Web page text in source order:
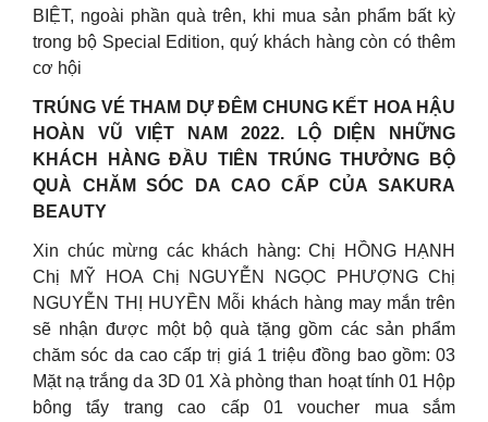
BIỆT, ngoài phần quà trên, khi mua sản phẩm bất kỳ
trong bộ Special Edition, quý khách hàng còn có thêm
cơ hội
TRÚNG VÉ THAM DỰ ĐÊM CHUNG KẾT HOA HẬU
HOÀN VŨ VIỆT NAM 2022.
LỘ DIỆN NHỮNG
KHÁCH HÀNG ĐẦU TIÊN TRÚNG THƯỞNG BỘ
QUÀ CHĂM SÓC DA CAO CẤP CỦA SAKURA
BEAUTY
Xin chúc mừng các khách hàng: Chị HỒNG HẠNH
Chị MỸ HOA Chị NGUYỄN NGỌC PHƯỢNG Chị
NGUYỄN THỊ HUYỀN Mỗi khách hàng may mắn trên
sẽ nhận được một bộ quà tặng gồm các sản phẩm
chăm sóc da cao cấp trị giá 1 triệu đồng bao gồm: 03
Mặt nạ trắng da 3D 01 Xà phòng than hoạt tính 01 Hộp
bông tẩy trang cao cấp 01 voucher mua sắm